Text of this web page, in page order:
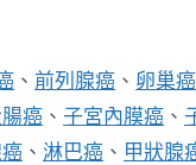
、前列腺癌 、 卵巢癌
癌 、 子宮內膜癌 、
、 淋巴癌 、 甲狀腺